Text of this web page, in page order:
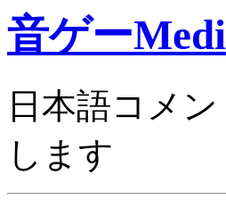
音ゲー
日本語コメ
します